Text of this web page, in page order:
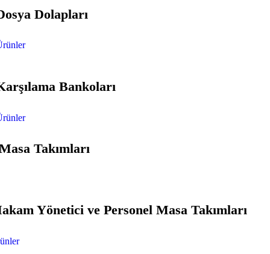
Dolapları
Bankoları
Takımları
Yönetici ve Personel Masa Takımları